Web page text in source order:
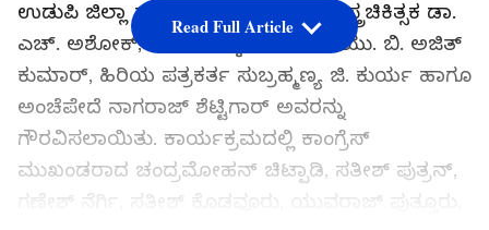
ಉಡುಪಿ ಜಿಲ್ಲಾ ಸರ್ಕಾರಿ ಆಸ್ಪತ್ರೆಯ ಜಿಲ್ಲಾ ಶಸ್ತ್ರಚಿಕಿತ್ಸಕ ಡಾ.
ಎಚ್. ಅಶೋಕ್, ಹಿರಿಯ ಲೆಕ್ಕಪರಿಶೋಧಕ ಯು. ಬಿ. ಅಜಿತ್
ಕುಮಾರ್, ಹಿರಿಯ ಪತ್ರಕರ್ತ ಸುಬ್ರಹ್ಮಣ್ಯ ಜಿ. ಕುರ್ಯ ಹಾಗೂ
ಅಂಚೆಪೇದೆ ನಾಗರಾಜ್ ಶೆಟ್ಟಿಗಾರ್ ಅವರನ್ನು
ಗೌರವಿಸಲಾಯಿತು. ಕಾರ್ಯಕ್ರಮದಲ್ಲಿ ಕಾಂಗ್ರೆಸ್
ಮುಖಂಡರಾದ ಚಂದ್ರಮೋಹನ್ ಚಿಟ್ಪಾಡಿ, ಸತೀಶ್ ಪುತ್ರನ್,
ಗಣೇಶ್ ನೆರ್ಗಿ, ಸತೀಶ್ ಕೊಡವೂರು, ಯುವರಾಜ್ ಪುತ್ತೂರು,
Read Full Article